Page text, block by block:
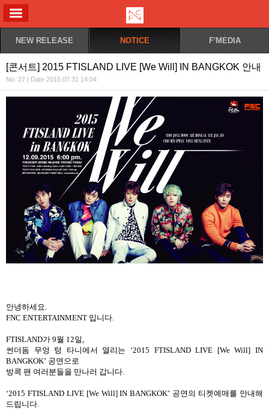
NEW RELEASE NOTICE F'MEDIA
[콘서트] 2015 FTISLAND LIVE [We Will] IN BANGKOK 안내
No. 27 | Date 2015.07.31 14:04
안녕하세요.
FNC ENTERTAINMENT 입니다.
FTISLAND가 9월 12일,
썬더돔 무엉 텅 타니에서 열리는 ‘2015 FTISLAND LIVE [We Will] IN
BANGKOK’ 공연으로
방콕 팬 여러분들을 만나러 갑니다.
‘2015 FTISLAND LIVE [We Will] IN BANGKOK’ 공연의 티켓예매를 안내해
드립니다